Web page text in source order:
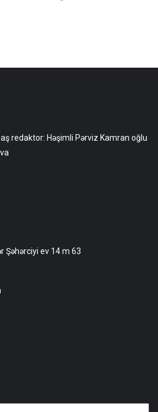
redaktor: Həşimli Pərviz Kamran oğlu
Şəhərciyi ev 14 m 63